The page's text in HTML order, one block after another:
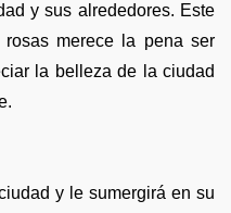
y sus alrededores. Este
merece la pena ser
la belleza de la ciudad
y le sumergirá en su